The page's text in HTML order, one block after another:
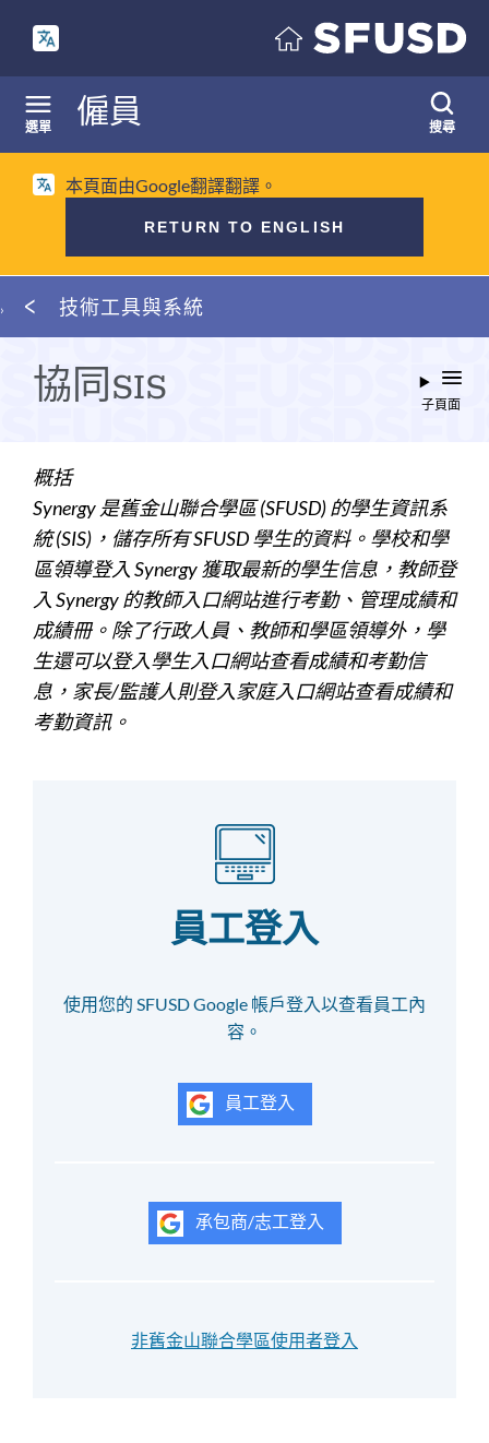
僱員
選單 搜尋
本頁面由Google翻譯翻譯。
RETURN TO ENGLISH
技術工具與系統
協同SIS 子頁面
概括
Synergy 是舊金山聯合學區 (SFUSD) 的學生資訊系
統 (SIS)，儲存所有 SFUSD 學生的資料。學校和學
區領導登入 Synergy 獲取最新的學生信息，教師登
入 Synergy 的教師入口網站進行考勤、管理成績和
成績冊。除了行政人員、教師和學區領導外，學
生還可以登入學生入口網站查看成績和考勤信
息，家長/監護人則登入家庭入口網站查看成績和
考勤資訊。
員工登入
使用您的 SFUSD Google 帳戶登入以查看員工內
容。
員工登入
承包商/志工登入
非舊金山聯合學區使用者登入